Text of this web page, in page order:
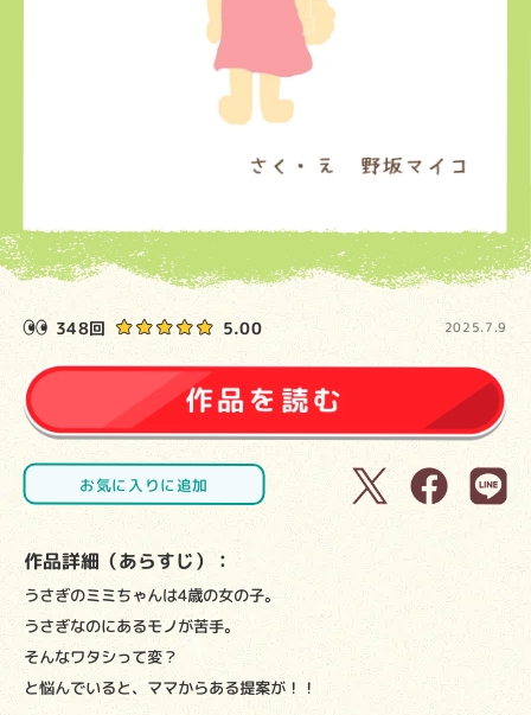
348回 5.00 2025.7.9
お気に入りに追加
作品詳細（あらすじ）：
うさぎのミミちゃんは4歳の女の子。
うさぎなのにあるモノが苦手。
そんなワタシって変？
と悩んでいると、ママからある提案が！！